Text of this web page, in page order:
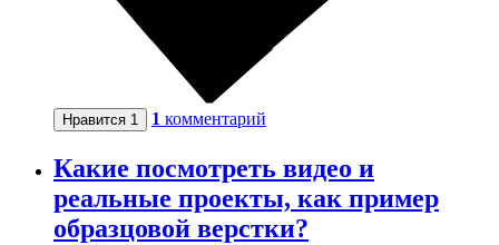
Нравится 1 1 комментарий
Какие посмотреть видео и
реальные проекты, как пример
образцовой верстки?